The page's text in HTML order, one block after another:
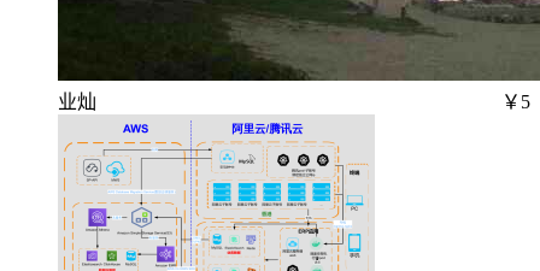
业灿 ￥5